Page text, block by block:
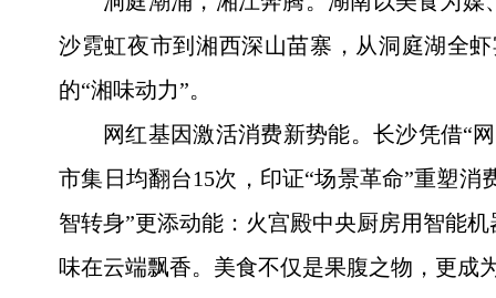
沙霓虹夜市到湘西深山苗寨，从洞庭湖全
的“湘味动力”。
网红基因激活消费新势能。长沙凭借“
市集日均翻台15次，印证“场景革命”重塑
智转身”更添动能：火宫殿中央厨房用智能
味在云端飘香。美食不仅是果腹之物，更成